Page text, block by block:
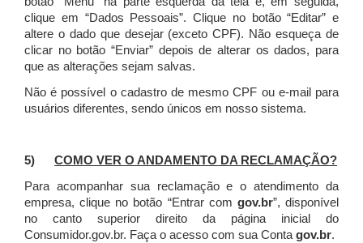
clique em “Dados Pessoais”. Clique no botão “Editar” e
altere o dado que desejar (exceto CPF). Não esqueça de
clicar no botão “Enviar” depois de alterar os dados, para
que as alterações sejam salvas.
Não é possível o cadastro de mesmo CPF ou e-mail para
usuários diferentes, sendo únicos em nosso sistema.
5) COMO VER O ANDAMENTO DA RECLAMAÇÃO?
Para acompanhar sua reclamação e o atendimento da
empresa, clique no botão “Entrar com gov.br”, disponível
no canto superior direito da página inicial do
Consumidor.gov.br. Faça o acesso com sua Contagov.br.